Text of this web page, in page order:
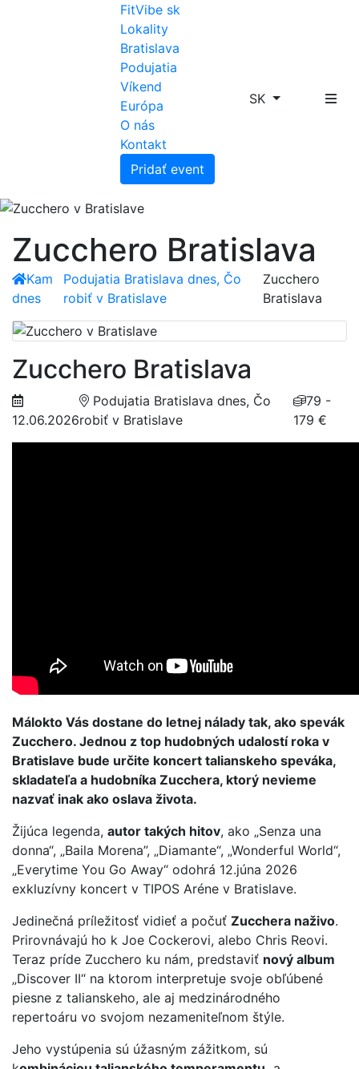
FitVibe sk
Lokality
Bratislava
Podujatia
Víkend
Európa
O nás
Kontakt
Pridať event
SK
Zucchero Bratislava
Kam
dnes
Podujatia Bratislava dnes, Čo
robiť v Bratislave
Zucchero
Bratislava
Zucchero Bratislava
12.06.2026
Podujatia Bratislava dnes, Čo
robiť v Bratislave
79 -
179 €
Málokto Vás dostane do letnej nálady tak, ako spevák
Zucchero. Jednou z top hudobných udalostí roka v
Bratislave bude určite koncert talianskeho speváka,
skladateľa a hudobníka Zucchera, ktorý nevieme
nazvať inak ako oslava života.
Žijúca legenda, autor takých hitov, ako „Senza una
donna“, „Baila Morena”, „Diamante“, „Wonderful World“,
„Everytime You Go Away“ odohrá 12.júna 2026
exkluzívny koncert v TIPOS Aréne v Bratislave.
Jedinečná príležitosť vidieť a počuť Zucchera naživo.
Prirovnávajú ho k Joe Cockerovi, alebo Chris Reovi.
Teraz príde Zucchero ku nám, predstaviť nový album
„Discover II“ na ktorom interpretuje svoje obľúbené
piesne z talianskeho, ale aj medzinárodného
repertoáru vo svojom nezameniteľnom štýle.
Jeho vystúpenia sú úžasným zážitkom, sú